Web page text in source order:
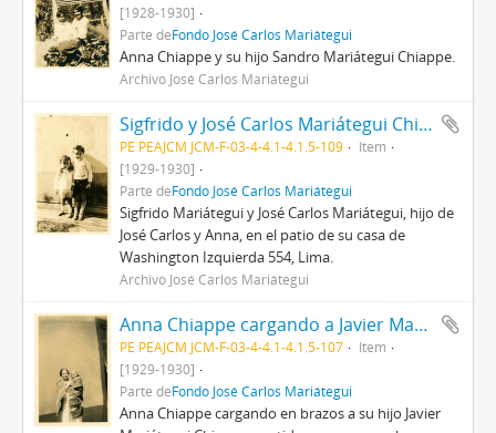
[1928-1930]
Parte deFondo José Carlos Mariátegui
Anna Chiappe y su hijo Sandro Mariátegui Chiappe.
Archivo José Carlos Mariátegui
Sigfrido y José Carlos Mariátegui Chiappe
PE PEAJCM JCM-F-03-4-4.1-4.1.5-109
Item
[1929-1930]
Parte deFondo José Carlos Mariátegui
Sigfrido Mariátegui y José Carlos Mariátegui, hijo de
José Carlos y Anna, en el patio de su casa de
Washington Izquierda 554, Lima.
Archivo José Carlos Mariátegui
Anna Chiappe cargando a Javier Mariátegui Chiappe
PE PEAJCM JCM-F-03-4-4.1-4.1.5-107
Item
[1929-1930]
Parte deFondo José Carlos Mariátegui
Anna Chiappe cargando en brazos a su hijo Javier